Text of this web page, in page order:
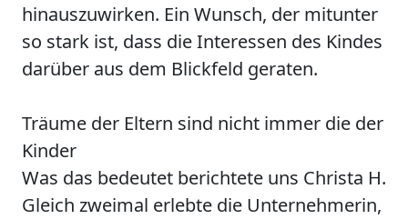
hinauszuwirken. Ein Wunsch, der mitunter
so stark ist, dass die Interessen des Kindes
darüber aus dem Blickfeld geraten.
Träume der Eltern sind nicht immer die der
Kinder
Was das bedeutet berichtete uns Christa H.
Gleich zweimal erlebte die Unternehmerin,